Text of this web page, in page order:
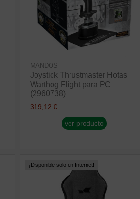
MANDOS
Joystick Thrustmaster Hotas
Warthog Flight para PC
(2960738)
319,12 €
ver producto
¡Disponible sólo en Internet!